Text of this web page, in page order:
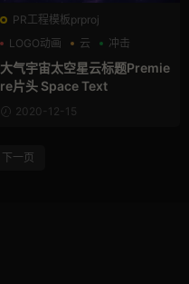
PR工程模板prproj
LOGO动画
云 冲击
大气宇宙太空星云标题Premie
re片头 Space Text
2020-12-15
下一页